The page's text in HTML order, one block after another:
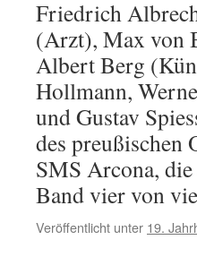
Friedrich
(Arzt), Max von
Albert Berg
Hollmann,
und Gustav
des preußischen
SMS Arcona,
Band vier von
Veröffentlicht unter 19.